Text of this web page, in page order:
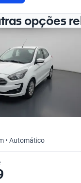
opções
• Automático